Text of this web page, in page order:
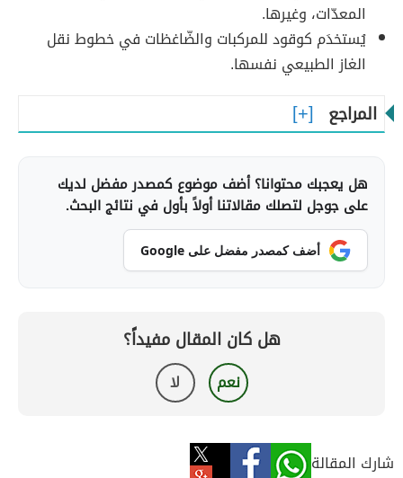
المعدّات، وغيرها.
يُستخدَم كوقود للمركبات والضّاغظات في خطوط نقل
الغاز الطبيعي نفسها.
المراجع
هل يعجبك محتوانا؟ أضف موضوع كمصدر مفضل لديك
على جوجل لتصلك مقالاتنا أولاً بأول في نتائج البحث.
أضف كمصدر مفضل على Google
هل كان المقال مفيداً؟
نعم لا
شارك المقالة